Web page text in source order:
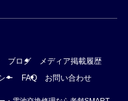
ブログ
メディア掲載履歴
ー FAQ お問い合わせ